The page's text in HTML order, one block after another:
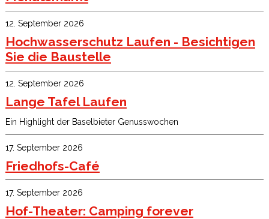
12. September 2026
Hochwasserschutz Laufen - Besichtigen
Sie die Baustelle
12. September 2026
Lange Tafel Laufen
Ein Highlight der Baselbieter Genusswochen
17. September 2026
Friedhofs-Café
17. September 2026
Hof-Theater: Camping forever